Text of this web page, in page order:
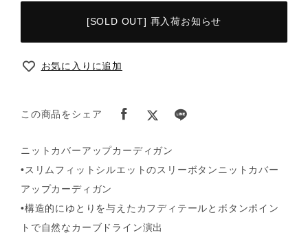
[SOLD OUT] 再入荷お知らせ
お気に入りに追加
この商品をシェア
ニットカバーアップカーディガン
•スリムフィットシルエットのスリーボタンニットカバー
アップカーディガン
•構造的にゆとりを与えたカフディテールとボタンポイン
トで自然なカーブドライン演出